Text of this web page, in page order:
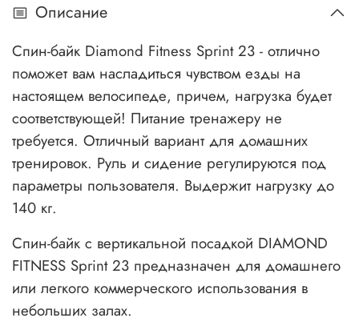
Описание
Спин-байк Diamond Fitness Sprint 23 - отлично
поможет вам насладиться чувством езды на
настоящем велосипеде, причем, нагрузка будет
соответствующей! Питание тренажеру не
требуется. Отличный вариант для домашних
тренировок. Руль и сидение регулируются под
параметры пользователя. Выдержит нагрузку до
140 кг.
Спин-байк с вертикальной посадкой DIAMOND
FITNESS Sprint 23 предназначен для домашнего
или легкого коммерческого использования в
небольших залах.